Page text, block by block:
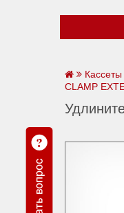
CLAMP